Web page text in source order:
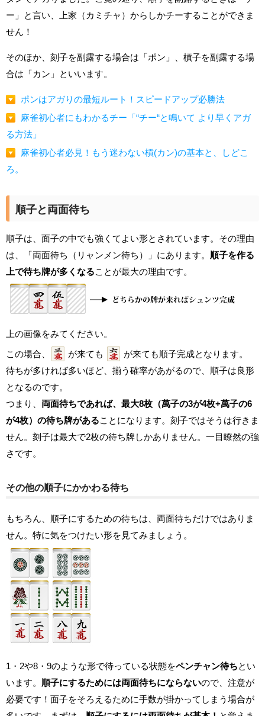
ー」と言い、上家（カミチャ）からしかチーすることができま
せん！
そのほか、刻子を副露する場合は「ポン」、槓子を副露する場
合は「カン」といいます。
ポンはアガりの最短ルート！スピードアップ必勝法
麻雀初心者にもわかるチー「“チー“と鳴いて より早くアガ
る方法」
麻雀初心者必見！もう迷わない槓(カン)の基本と、しどこ
ろ。
順子と両面待ち
順子は、面子の中でも強くてよい形とされています。その理由
は、「両面待ち（リャンメン待ち）」にあります。 順子を作る
上で待ち牌が多くなることが最大の理由です。
上の画像をみてください。
この場合、
が来ても
が来ても順子完成となります。
待ちが多ければ多いほど、揃う確率があがるので、順子は良形
となるのです。
つまり、 両面待ちであれば、最大8枚（萬子の3が4枚+萬子の6
が4枚）の待ち牌があることになります。刻子ではそうは行きま
せん。刻子は最大で2枚の待ち牌しかありません。一目瞭然の強
さです。
その他の順子にかかわる待ち
もちろん、順子にするための待ちは、両面待ちだけではありま
せん。特に気をつけたい形を見てみましょう。
1・2や8・9のような形で待っている状態をペンチャン待ちとい
います。 順子にするためには両面待ちにならないので、注意が
必要です！面子をそろえるために手数が掛かってしまう場合が